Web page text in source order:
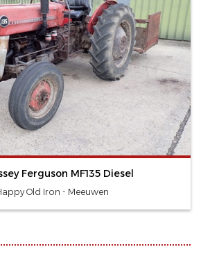
Ferguson MF135 Diesel
Old Iron - Meeuwen